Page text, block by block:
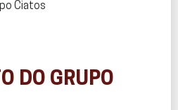
Ciatos
DO GRUPO